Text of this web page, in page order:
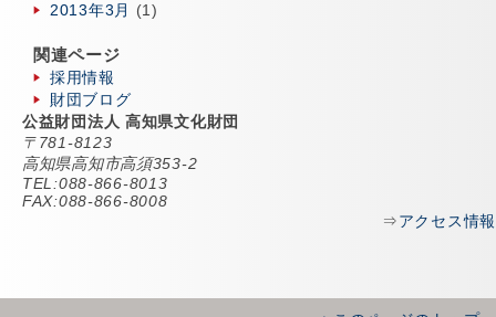
2013年3月
(1)
関連ページ
採用情報
財団ブログ
公益財団法人 高知県文化財団
〒781-8123
高知県高知市高須353-2
TEL:088-866-8013
FAX:088-866-8008
⇒アクセス情報